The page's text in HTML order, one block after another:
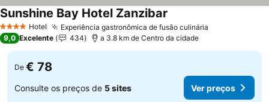
4 EstrelasHotel Experiência gastronômica de fusão culinária
Sunshine Bay Hotel Zanzibar
9,0 Excelente 434 a 3.8 km de Centro da cidade
De € 78
Consulte os preços de 5 sites Ver preços